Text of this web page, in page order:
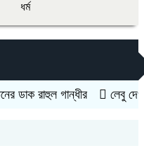
ধর্ম
ডাক রাহুল গান্ধীর লেবু